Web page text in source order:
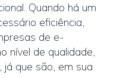
Quando há um
eficiência,
de e-
nível de qualidade,
que são, em sua